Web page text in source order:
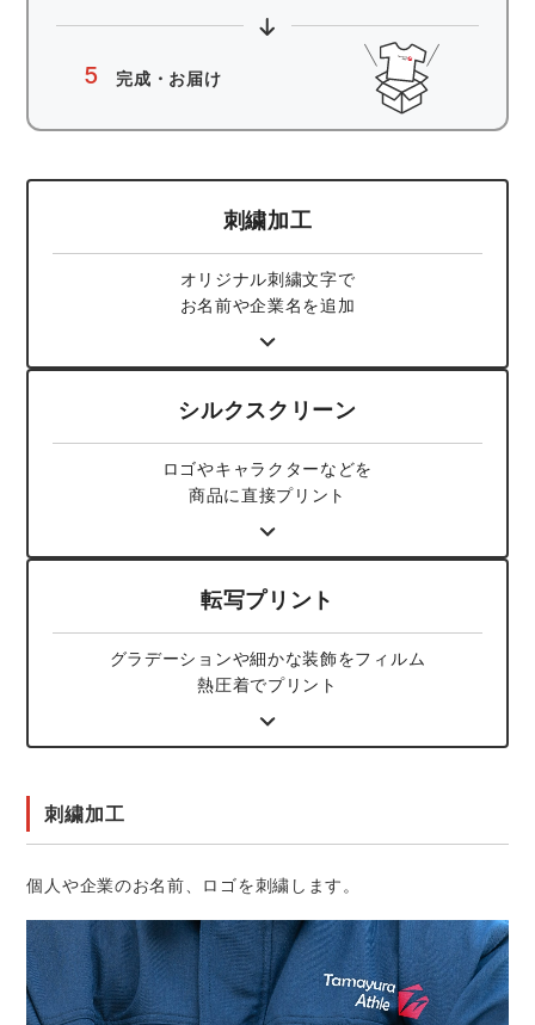
電熱ウェア・ヒートウェア
刺繍・プリント加工対象商品
コーコス ランキング
ネーム刺繍・プリント加工対象商品
ニオイクリア タカヤ商事
イーブンリバー
藤井電工
5 完成・お届け
刺繍加工
オリジナル刺繍文字で
お名前や企業名を追加
シルクスクリーン
ロゴやキャラクターなどを
商品に直接プリント
転写プリント
グラデーションや細かな装飾をフィルム
熱圧着でプリント
刺繍加工
個人や企業のお名前、ロゴを刺繍します。